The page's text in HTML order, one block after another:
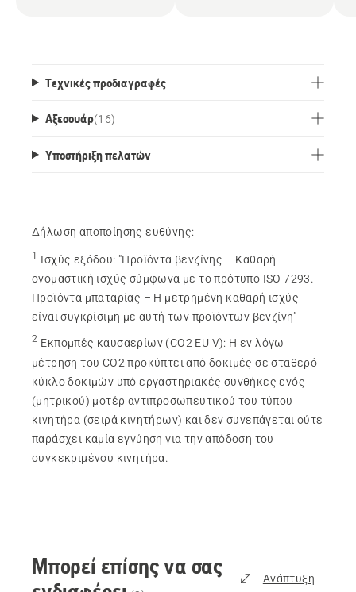
Τεχνικές προδιαγραφές
Αξεσουάρ(16)
Υποστήριξη πελατών
Δήλωση αποποίησης ευθύνης:
1 Ισχύς εξόδου: "Προϊόντα βενζίνης – Καθαρή
ονομαστική ισχύς σύμφωνα με το πρότυπο ISO 7293.
Προϊόντα μπαταρίας – Η μετρημένη καθαρή ισχύς
είναι συγκρίσιμη με αυτή των προϊόντων βενζίνη"
2 Εκπομπές καυσαερίων (CO2 EU V): Η εν λόγω
μέτρηση του CO2 προκύπτει από δοκιμές σε σταθερό
κύκλο δοκιμών υπό εργαστηριακές συνθήκες ενός
(μητρικού) μοτέρ αντιπροσωπευτικού του τύπου
κινητήρα (σειρά κινητήρων) και δεν συνεπάγεται ούτε
παράσχει καμία εγγύηση για την απόδοση του
συγκεκριμένου κινητήρα.
Μπορεί επίσης να σας
Ανάπτυξη